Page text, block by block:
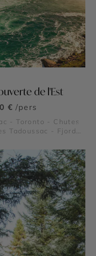
©
de l'Est
€ /pers
- Toronto - Chutes
Tadoussac - Fjord
- Le Lac Saint
Taillon - Parc
Faunique
Saint Maurice -